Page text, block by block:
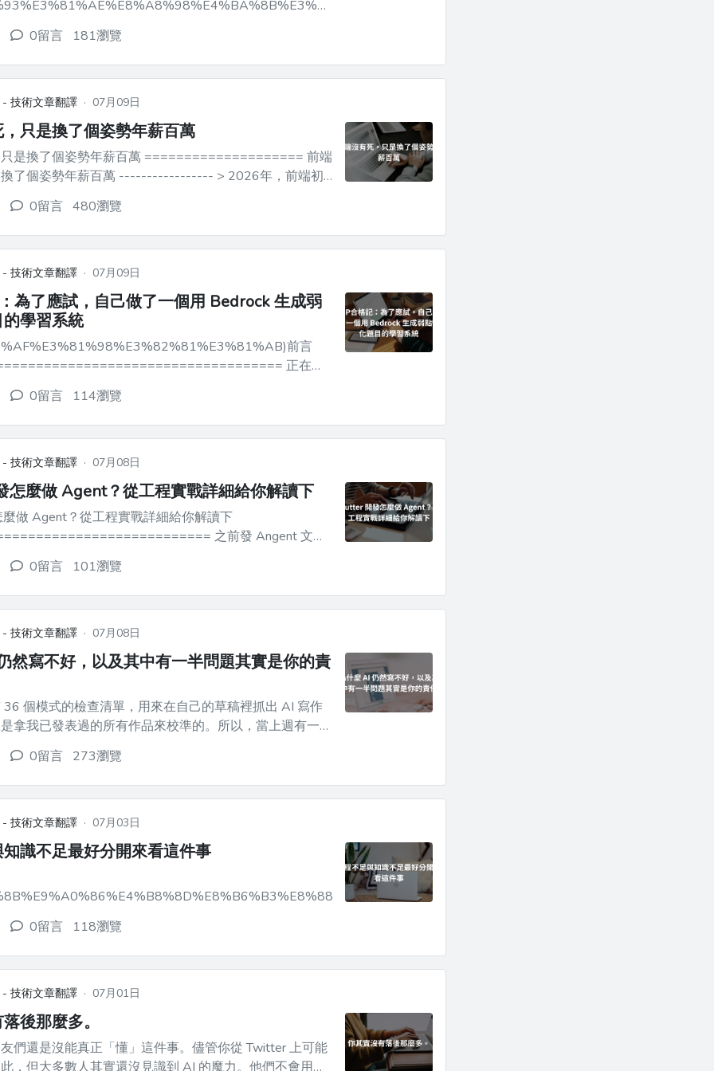
...
0留言 181瀏覽
技術文章翻譯 · 07月09日
只是換了個姿勢年薪百萬
勢年薪百萬 ==================== 前端
姿勢年薪百萬 ----------------- > 2026年，前端初
，但另一個叫 FDE 的職缺卻暴增42倍，字節跳動開出
給到28萬美元...
0留言 480瀏覽
技術文章翻譯 · 07月09日
為了應試，自己做了一個用 Bedrock 生成弱
學習系統
前言
正在為
相關的廠商認證而努力學習的人，是否也有過這樣的經
冷門了，或是資訊少得可憐……就算有...
0留言 114瀏覽
技術文章翻譯 · 07月08日
怎麼做 Agent？從工程實戰詳細給你解讀下
做 Agent？從工程實戰詳細給你解讀下
之前發 Angent 文章
過幾次說有沒有工程實戰的，這次就乾脆透過 Flutter 的
Agent 實現來聊一聊實戰實現。 > 全文還...
0留言 101瀏覽
技術文章翻譯 · 07月08日
然寫不好，以及其中有一半問題其實是你的責
個模式的檢查清單，用來在自己的草稿裡抓出 AI 寫作
拿我已發表過的所有作品來校準的。所以，當上週有一個
**寫不好 的理論半爆紅時，我是把它當成 bug report 來
，這個解釋到底有沒有真的對上我在自己的工具裡標記到
0留言 273瀏覽
技術文章翻譯 · 07月03日
識不足最好分開來看這件事
0留言
118瀏覽
技術文章翻譯 · 07月01日
後那麼多。
們還是沒能真正「懂」這件事。儘管你從 Twitter 上可能
，但大多數人其實還沒見識到 AI 的魔力。他們不會用代